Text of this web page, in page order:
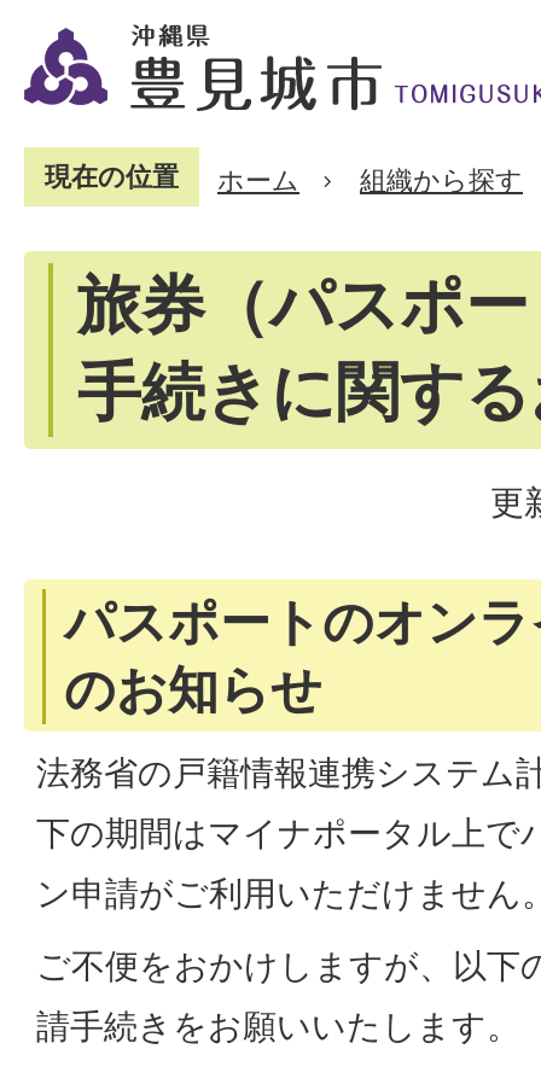
現在の位置 ホーム 組織から探す
旅券（パスポ
手続きに関す
更
パスポートのオン
のお知らせ
法務省の戸籍情報連携システム
下の期間はマイナポータル上で
ン申請がご利用いただけません
ご不便をおかけしますが、以下
請手続きをお願いいたします。